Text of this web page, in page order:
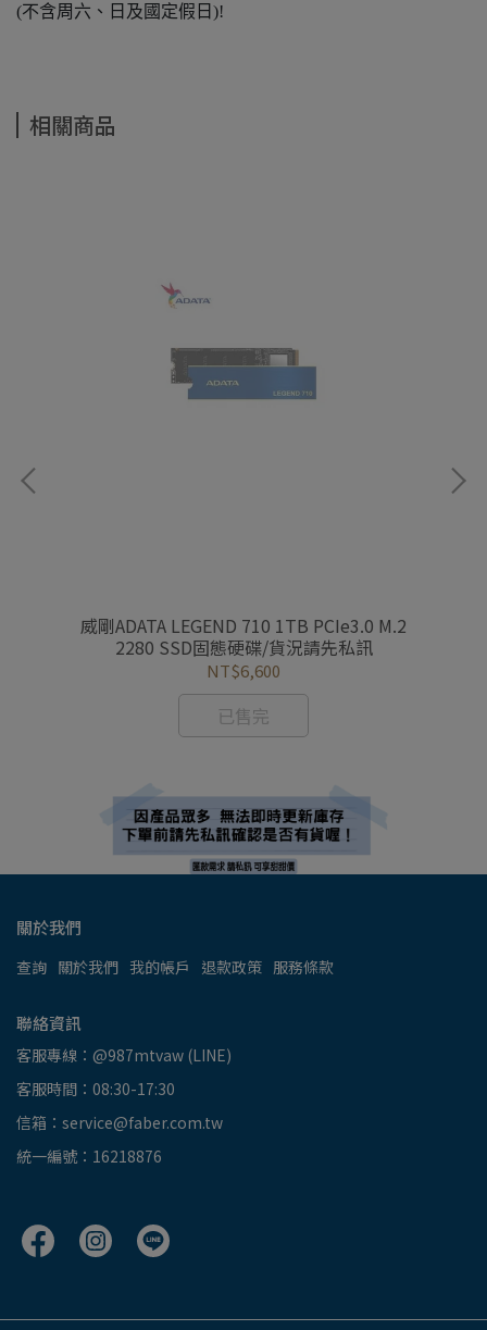
(不含周六、日及國定假日)!
相關商品
威剛ADATA LEGEND 710 1TB PCIe3.0 M.2
2280 SSD固態硬碟/貨況請先私訊
NT$6,600
已售完
關於我們
查詢 關於我們 我的帳戶 退款政策 服務條款
聯絡資訊
客服專線：@987mtvaw (LINE)
客服時間：08:30-17:30
信箱：service@faber.com.tw
統一編號：16218876